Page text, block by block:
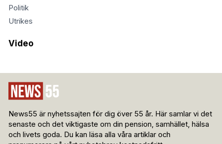
Politik
Utrikes
Video
News55 är nyhetssajten för dig över 55 år. Här samlar vi det
senaste och det viktigaste om din pension, samhället, hälsa
och livets goda. Du kan läsa alla våra artiklar och